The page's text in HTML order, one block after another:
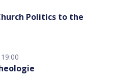
Politics to the